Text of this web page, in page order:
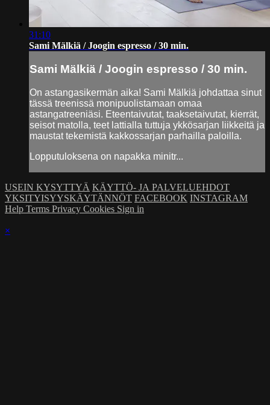
31:10
Sami Mälkiä / Joogin espresso / 30 min.
Sami Mälkiä / Joogin espresso / 30 min.
On astangasikermän aika! Sami Mälkiä johdattaa sinut
tässä treenissä monipuolistamaan omaa
astangatreeniäsi. Eteentaivutat, taaksetaivutat, kierrät,
seisot matolla, teet lattialla tuttuja ykkösarjan liikkeitä ja
maustat tekemistä kakkossarjan parhailla paloilla.
Lopputuloksena on napakka minitr...
USEIN KYSYTTYÄ KÄYTTÖ- JA PALVELUEHDOT
YKSITYISYYSKÄYTÄNNÖT FACEBOOK INSTAGRAM
Help Terms Privacy Cookies Sign in
×